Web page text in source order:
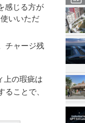
感じる方が
いいただ
チャージ残
上の瑕疵は
ことで、